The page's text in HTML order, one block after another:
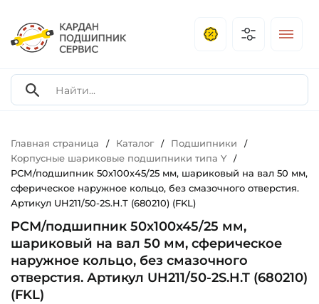
Главная страница / Каталог / Подшипники /
Корпусные шариковые подшипники типа Y /
РСМ/подшипник 50х100х45/25 мм, шариковый на вал 50 мм,
сферическое наружное кольцо, без смазочного отверстия.
Артикул UH211/50-2S.H.T (680210) (FKL)
РСМ/подшипник 50х100х45/25 мм,
шариковый на вал 50 мм, сферическое
наружное кольцо, без смазочного
отверстия. Артикул UH211/50-2S.H.T (680210)
(FKL)